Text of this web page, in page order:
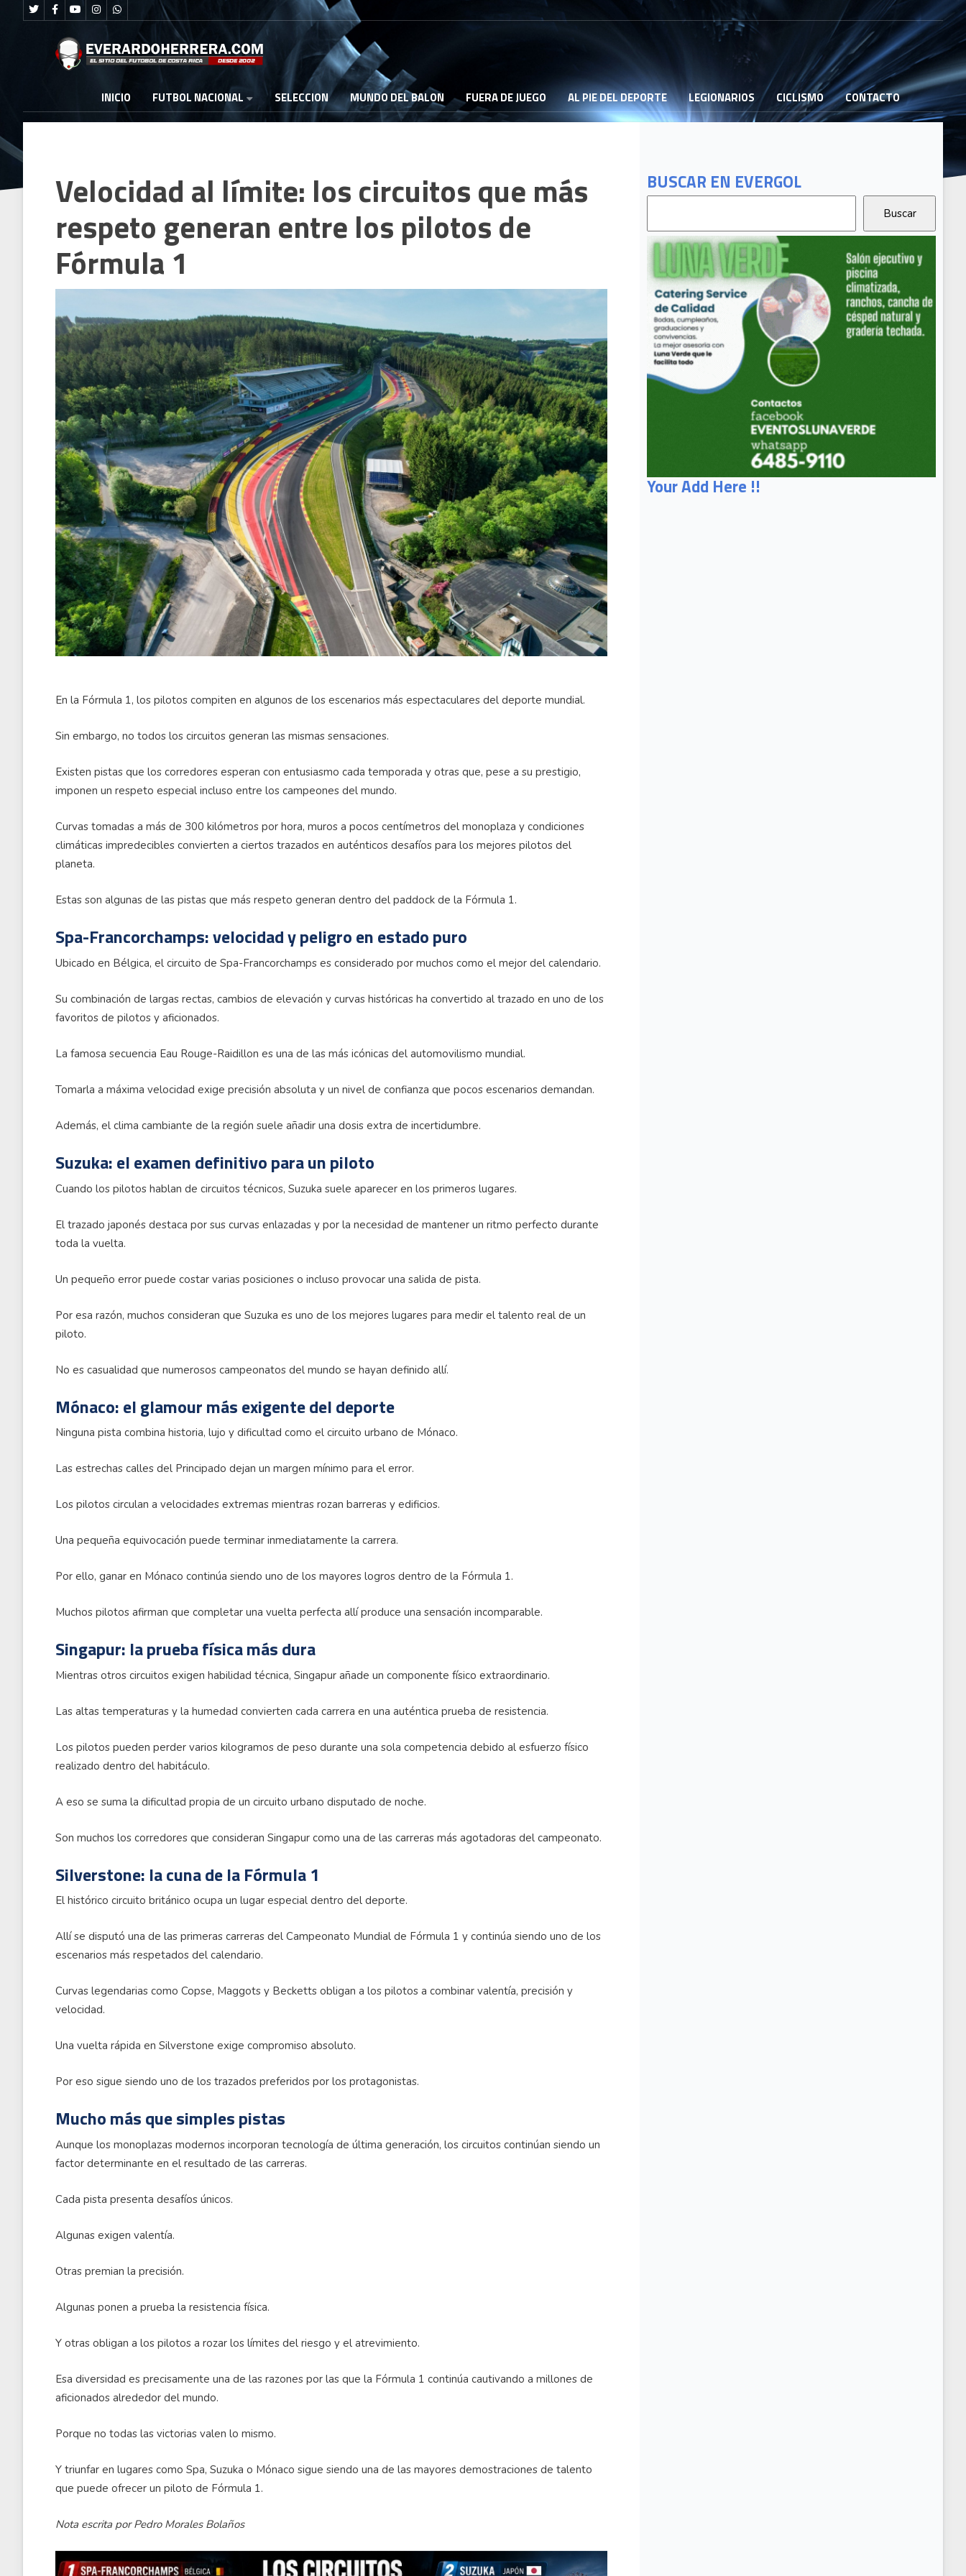
INICIO FUTBOL NACIONAL SELECCION MUNDO DEL BALON FUERA DE JUEGO AL PIE DEL DEPORTE LEGIONARIOS CICLISMO CONTACTO
BUSCAR EN EVERGOL
Your Add Here !!
Velocidad al límite: los circuitos que más
respeto generan entre los pilotos de
Fórmula 1
En la Fórmula 1, los pilotos compiten en algunos de los escenarios más espectaculares del deporte mundial.
Sin embargo, no todos los circuitos generan las mismas sensaciones.
Existen pistas que los corredores esperan con entusiasmo cada temporada y otras que, pese a su prestigio,
imponen un respeto especial incluso entre los campeones del mundo.
Curvas tomadas a más de 300 kilómetros por hora, muros a pocos centímetros del monoplaza y condiciones
climáticas impredecibles convierten a ciertos trazados en auténticos desafíos para los mejores pilotos del
planeta.
Estas son algunas de las pistas que más respeto generan dentro del paddock de la Fórmula 1.
Spa-Francorchamps: velocidad y peligro en estado puro
Ubicado en Bélgica, el circuito de Spa-Francorchamps es considerado por muchos como el mejor del calendario.
Su combinación de largas rectas, cambios de elevación y curvas históricas ha convertido al trazado en uno de los
favoritos de pilotos y aficionados.
La famosa secuencia Eau Rouge-Raidillon es una de las más icónicas del automovilismo mundial.
Tomarla a máxima velocidad exige precisión absoluta y un nivel de confianza que pocos escenarios demandan.
Además, el clima cambiante de la región suele añadir una dosis extra de incertidumbre.
Suzuka: el examen definitivo para un piloto
Cuando los pilotos hablan de circuitos técnicos, Suzuka suele aparecer en los primeros lugares.
El trazado japonés destaca por sus curvas enlazadas y por la necesidad de mantener un ritmo perfecto durante
toda la vuelta.
Un pequeño error puede costar varias posiciones o incluso provocar una salida de pista.
Por esa razón, muchos consideran que Suzuka es uno de los mejores lugares para medir el talento real de un
piloto.
No es casualidad que numerosos campeonatos del mundo se hayan definido allí.
Mónaco: el glamour más exigente del deporte
Ninguna pista combina historia, lujo y dificultad como el circuito urbano de Mónaco.
Las estrechas calles del Principado dejan un margen mínimo para el error.
Los pilotos circulan a velocidades extremas mientras rozan barreras y edificios.
Una pequeña equivocación puede terminar inmediatamente la carrera.
Por ello, ganar en Mónaco continúa siendo uno de los mayores logros dentro de la Fórmula 1.
Muchos pilotos afirman que completar una vuelta perfecta allí produce una sensación incomparable.
Singapur: la prueba física más dura
Mientras otros circuitos exigen habilidad técnica, Singapur añade un componente físico extraordinario.
Las altas temperaturas y la humedad convierten cada carrera en una auténtica prueba de resistencia.
Los pilotos pueden perder varios kilogramos de peso durante una sola competencia debido al esfuerzo físico
realizado dentro del habitáculo.
A eso se suma la dificultad propia de un circuito urbano disputado de noche.
Son muchos los corredores que consideran Singapur como una de las carreras más agotadoras del campeonato.
Silverstone: la cuna de la Fórmula 1
El histórico circuito británico ocupa un lugar especial dentro del deporte.
Allí se disputó una de las primeras carreras del Campeonato Mundial de Fórmula 1 y continúa siendo uno de los
escenarios más respetados del calendario.
Curvas legendarias como Copse, Maggots y Becketts obligan a los pilotos a combinar valentía, precisión y
velocidad.
Una vuelta rápida en Silverstone exige compromiso absoluto.
Por eso sigue siendo uno de los trazados preferidos por los protagonistas.
Mucho más que simples pistas
Aunque los monoplazas modernos incorporan tecnología de última generación, los circuitos continúan siendo un
factor determinante en el resultado de las carreras.
Cada pista presenta desafíos únicos.
Algunas exigen valentía.
Otras premian la precisión.
Algunas ponen a prueba la resistencia física.
Y otras obligan a los pilotos a rozar los límites del riesgo y el atrevimiento.
Esa diversidad es precisamente una de las razones por las que la Fórmula 1 continúa cautivando a millones de
aficionados alrededor del mundo.
Porque no todas las victorias valen lo mismo.
Y triunfar en lugares como Spa, Suzuka o Mónaco sigue siendo una de las mayores demostraciones de talento
que puede ofrecer un piloto de Fórmula 1.
Nota escrita por Pedro Morales Bolaños